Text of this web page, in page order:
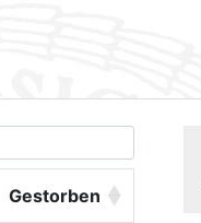
Gestorben